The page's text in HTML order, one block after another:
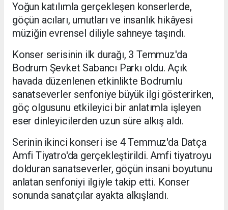
Yoğun katılımla gerçekleşen konserlerde,
göçün acıları, umutları ve insanlık hikâyesi
müziğin evrensel diliyle sahneye taşındı.
Konser serisinin ilk durağı, 3 Temmuz'da
Bodrum Şevket Sabancı Parkı oldu. Açık
havada düzenlenen etkinlikte Bodrumlu
sanatseverler senfoniye büyük ilgi gösterirken,
göç olgusunu etkileyici bir anlatımla işleyen
eser dinleyicilerden uzun süre alkış aldı.
Serinin ikinci konseri ise 4 Temmuz'da Datça
Amfi Tiyatro'da gerçekleştirildi. Amfi tiyatroyu
dolduran sanatseverler, göçün insani boyutunu
anlatan senfoniyi ilgiyle takip etti. Konser
sonunda sanatçılar ayakta alkışlandı.